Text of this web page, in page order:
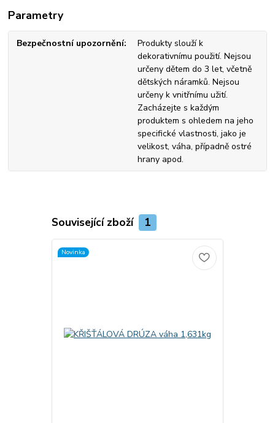
Parametry
Bezpečnostní upozornění
Produkty slouží k
dekorativnímu použití. Nejsou
určeny dětem do 3 let, včetně
dětských náramků. Nejsou
určeny k vnitřnímu užití.
Zacházejte s každým
produktem s ohledem na jeho
specifické vlastnosti, jako je
velikost, váha, případně ostré
hrany apod.
Související zboží 1
Novinka